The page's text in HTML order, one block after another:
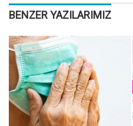
BENZER YAZILARIMIZ